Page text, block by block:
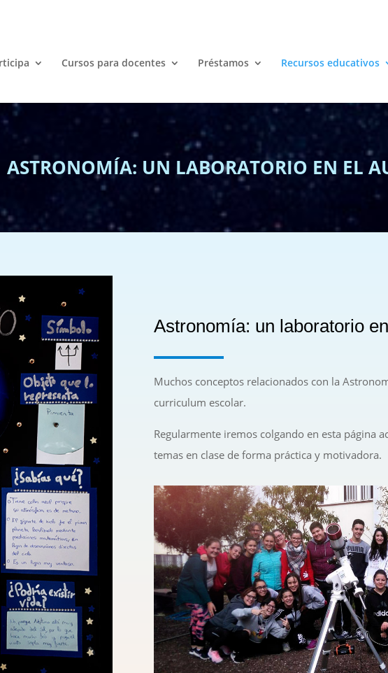
Cursos para docentes Préstamos Recursos educativos
ASTRONOMÍA: UN LABORATORIO EN EL
Astronomía: un laboratorio
Muchos conceptos relacionados con la
curriculum escolar.
Regularmente iremos colgando en esta página
temas en clase de forma práctica y motivadora.